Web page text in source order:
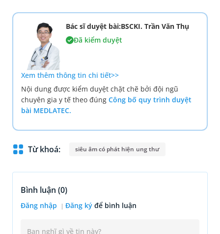
Bác sĩ duyệt bài:BSCKI. Trần Văn Thụ
Đã kiểm duyệt
Xem thêm thông tin chi tiết>>
Nội dung được kiểm duyệt chặt chẽ bởi đội ngũ
chuyên gia y tế theo đúng Công bố quy trình duyệt
bài MEDLATEC.
Từ khoá: siêu âm có phát hiện ung thư
Bình luận (0)
Đăng nhập Đăng ký để bình luận